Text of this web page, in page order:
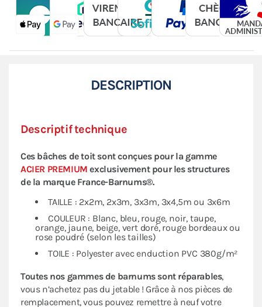
DESCRIPTION
Descriptif technique
Ces bâches de toit sont conçues pour la gamme
ACIER PREMIUM exclusivement pour les structures
de la marque France-Barnums®.
TAILLE : 2x2m, 2x3m, 3x3m, 3x4,5m ou 3x6m
COULEUR : Blanc, bleu, rouge, noir, taupe,
orange, jaune, beige, vert doré, rouge bordeaux ou
rose poudré (selon les tailles)
TOILE : Polyester avec enduction PVC 380g/m²
Toutes nos gammes de barnums sont réparables,
vous n’achetez pas du jetable ! Grâce à nos pièces de
remplacement, vous pouvez remettre à neuf votre